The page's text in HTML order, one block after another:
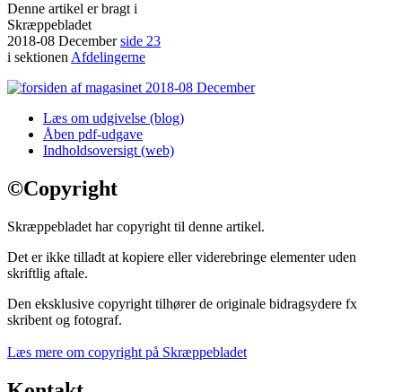
Denne artikel er bragt i
Skræppebladet
2018-08 Decemberside 23
i sektionenAfdelingerne
Læs om udgivelse (blog)
Åben pdf-udgave
Indholdsoversigt (web)
©Copyright
Skræppebladet har copyright til denne artikel.
Det er ikke tilladt at kopiere eller viderebringe elementer uden
skriftlig aftale.
Den eksklusive copyright tilhører de originale bidragsydere fx
skribent og fotograf.
Læs mere om copyright på Skræppebladet